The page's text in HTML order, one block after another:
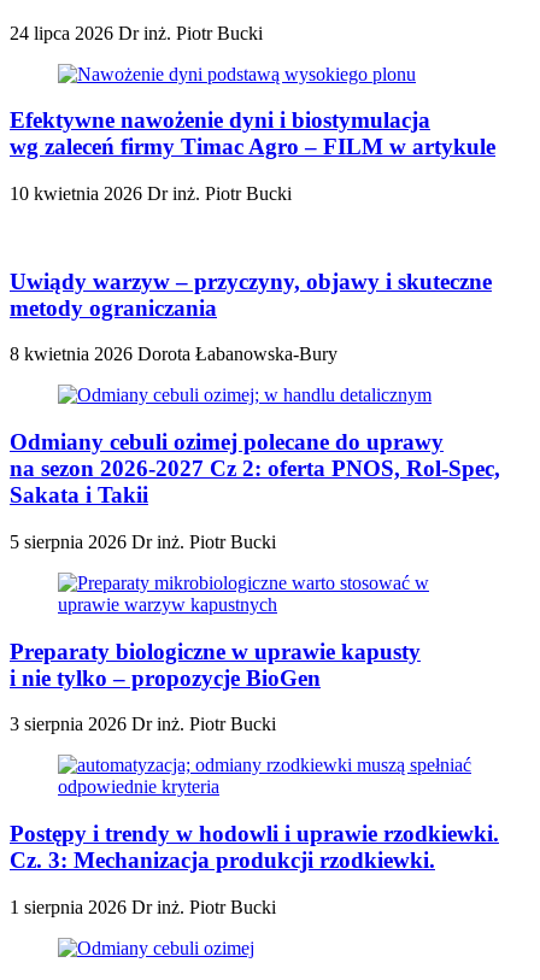
24 lipca 2026 Dr inż. Piotr Bucki
Efektywne nawożenie dyni i biostymulacja
wg zaleceń firmy Timac Agro – FILM w artykule
10 kwietnia 2026 Dr inż. Piotr Bucki
Uwiądy warzyw – przyczyny, objawy i skuteczne
metody ograniczania
8 kwietnia 2026 Dorota Łabanowska-Bury
Odmiany cebuli ozimej polecane do uprawy
na sezon 2026-2027 Cz 2: oferta PNOS, Rol-Spec,
Sakata i Takii
5 sierpnia 2026 Dr inż. Piotr Bucki
Preparaty biologiczne w uprawie kapusty
i nie tylko – propozycje BioGen
3 sierpnia 2026 Dr inż. Piotr Bucki
Postępy i trendy w hodowli i uprawie rzodkiewki.
Cz. 3: Mechanizacja produkcji rzodkiewki.
1 sierpnia 2026 Dr inż. Piotr Bucki